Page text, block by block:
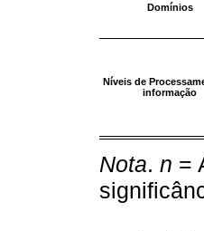
Domínios
Níveis de
informação
Nota. n =